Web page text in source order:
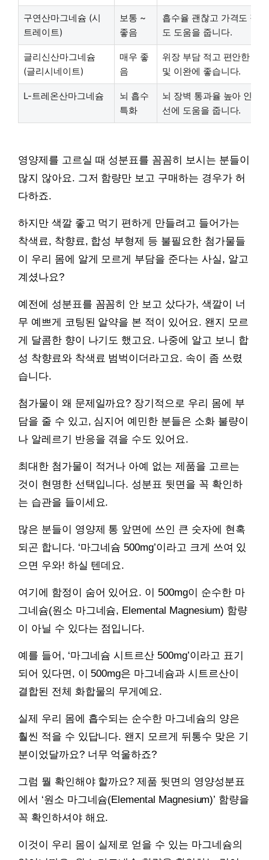
구연산마그네슘 (시
트레이트)
보통 ~
좋음
흡수율 괜찮고 가격도 적
도 도움을 줍니다.
글리신산마그네슘
(글리시네이트)
매우 좋
음
위장 부담 적고 편안한 흡
및 이완에 좋습니다.
L-트레온산마그네슘
뇌 흡수
특화
뇌 장벽 통과율 높아 인지
선에 도움을 줍니다.
영양제를 고르실 때 성분표를 꼼꼼히 보시는 분들이
많지 않아요. 그저 함량만 보고 구매하는 경우가 허
다하죠.
하지만 색깔 좋고 먹기 편하게 만들려고 들어가는
착색료, 착향료, 합성 부형제 등 불필요한 첨가물들
이 우리 몸에 알게 모르게 부담을 준다는 사실, 알고
계셨나요?
예전에 성분표를 꼼꼼히 안 보고 샀다가, 색깔이 너
무 예쁘게 코팅된 알약을 본 적이 있어요. 왠지 모르
게 달콤한 향이 나기도 했고요. 나중에 알고 보니 합
성 착향료와 착색료 범벅이더라고요. 속이 좀 쓰렸
습니다.
첨가물이 왜 문제일까요? 장기적으로 우리 몸에 부
담을 줄 수 있고, 심지어 예민한 분들은 소화 불량이
나 알레르기 반응을 겪을 수도 있어요.
최대한 첨가물이 적거나 아예 없는 제품을 고르는
것이 현명한 선택입니다. 성분표 뒷면을 꼭 확인하
는 습관을 들이세요.
많은 분들이 영양제 통 앞면에 쓰인 큰 숫자에 현혹
되곤 합니다. ‘마그네슘 500mg’이라고 크게 쓰여 있
으면 우와! 하실 텐데요.
여기에 함정이 숨어 있어요. 이 500mg이 순수한 마
그네슘(원소 마그네슘, Elemental Magnesium) 함량
이 아닐 수 있다는 점입니다.
예를 들어, ‘마그네슘 시트르산 500mg’이라고 표기
되어 있다면, 이 500mg은 마그네슘과 시트르산이
결합된 전체 화합물의 무게예요.
실제 우리 몸에 흡수되는 순수한 마그네슘의 양은
훨씬 적을 수 있답니다. 왠지 모르게 뒤통수 맞은 기
분이었달까요? 너무 억울하죠?
그럼 뭘 확인해야 할까요? 제품 뒷면의 영양성분표
에서 ‘원소 마그네슘(Elemental Magnesium)’ 함량을
꼭 확인하셔야 해요.
이것이 우리 몸이 실제로 얻을 수 있는 마그네슘의